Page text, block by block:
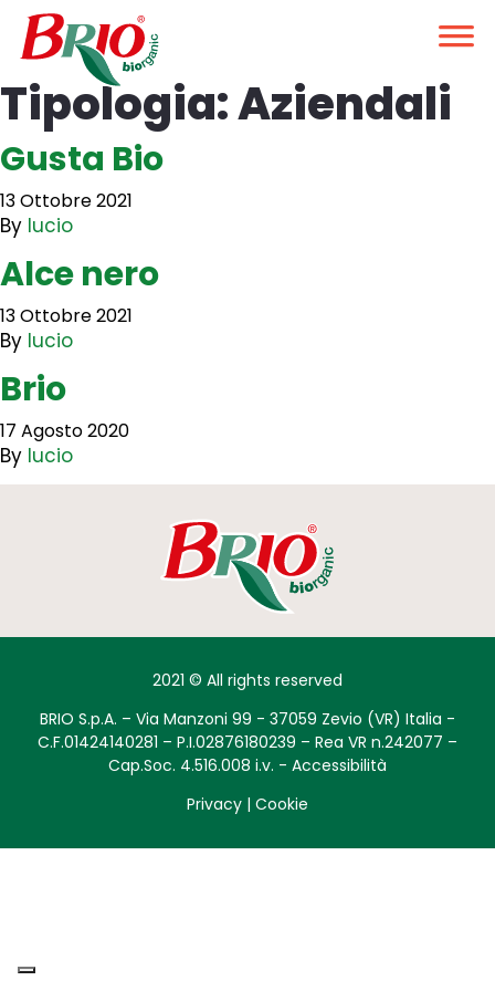
Tipologia:Aziendali
Gusta Bio
13 Ottobre 2021
By lucio
Alce nero
13 Ottobre 2021
By lucio
Brio
17 Agosto 2020
By lucio
2021 © All rights reserved
BRIO S.p.A. – Via Manzoni 99 - 37059 Zevio (VR) Italia -
C.F.01424140281 – P.I.02876180239 – Rea VR n.242077 –
Cap.Soc. 4.516.008 i.v. - Accessibilità
Privacy | Cookie